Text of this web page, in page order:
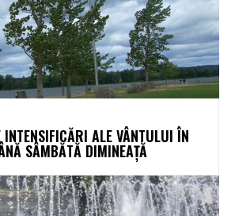
INTENSIFICĂRI ALE VÂNTULUI ÎN
SÂMBĂTĂ DIMINEAȚĂ